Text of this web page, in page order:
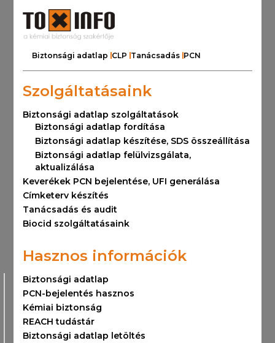
Biztonsági adatlap CLP Tanácsadás PCN
Szolgáltatásaink
Biztonsági adatlap szolgáltatások
Biztonsági adatlap fordítása
Biztonsági adatlap készítése, SDS összeállítása
Biztonsági adatlap felülvizsgálata,
aktualizálása
Keverékek PCN bejelentése, UFI generálása
Címketerv készítés
Tanácsadás és audit
Biocid szolgáltatásaink
Hasznos információk
Biztonsági adatlap
PCN-bejelentés hasznos
Kémiai biztonság
REACH tudástár
Biztonsági adatlap letöltés